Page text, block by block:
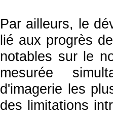
Par ailleurs, le
lié aux progrès
notables sur le
mesurée
d'imagerie les
des limitations